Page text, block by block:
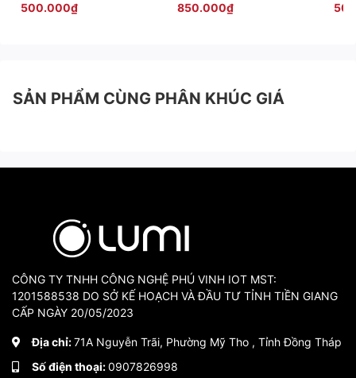
500.000₫
850.000₫
SẢN PHẨM CÙNG PHÂN KHÚC GIÁ
CÔNG TY TNHH CÔNG NGHỆ PHÚ VINH IOT MST:
1201588538 DO SỞ KẾ HOẠCH VÀ ĐẦU TƯ TỈNH TIỀN GIANG
CẤP NGÀY 20/05/2023
Địa chỉ:71A Nguyễn Trãi, Phường Mỹ Tho , Tỉnh Đồng Tháp
Số điện thoại:0907826998